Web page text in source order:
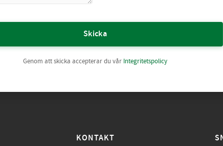
Skicka
Genom att skicka accepterar du vår Integritetspolicy
KONTAKT